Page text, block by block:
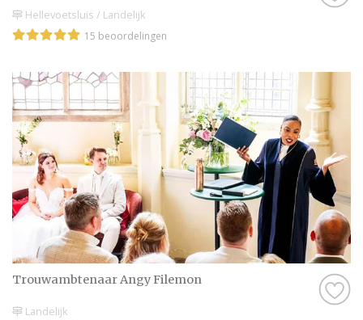
Hellevoetsluis / Landelijk
15 beoordelingen
Trouwambtenaar Angy Filemon
Landelijk